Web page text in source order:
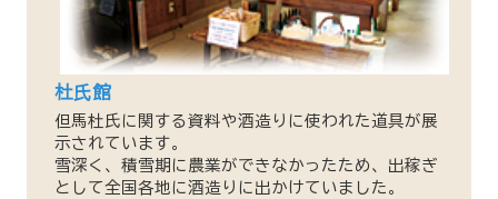
杜氏館
但馬杜氏に関する資料や酒造りに使われた道具が展
示されています。
雪深く、積雪期に農業ができなかったため、出稼ぎ
として全国各地に酒造りに出かけていました。